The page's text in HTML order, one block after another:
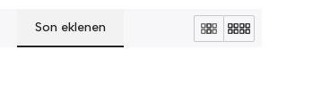
Son eklenen